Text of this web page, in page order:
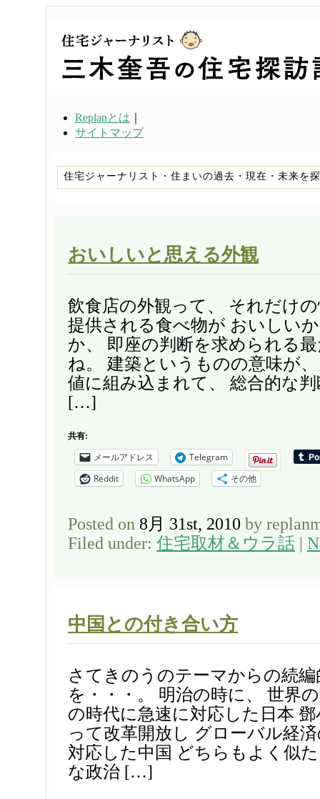
Replanとは
サイトマップ
住宅ジャーナリスト・住まいの過去・現在・未来を
おいしいと思える外観
飲食店の外観って、 それだけ
提供される食べ物が おいしい
か、 即座の判断を求められる
ね。 建築というものの意味が
値に組み込まれて、 総合的な
[…]
共有:
メールアドレス
Telegram
Reddit
WhatsApp その他
Posted on 8月 31st, 2010 by
Filed under: 住宅取材＆ウラ話 |
中国との付き合い方
さてきのうのテーマからの続
を・・・。 明治の時に、 世界
の時代に急速に対応した日本
って改革開放し グローバル経
対応した中国 どちらもよく似
な政治 […]